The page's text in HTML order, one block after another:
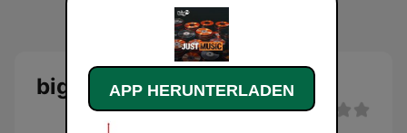
bigFM Just Music Live
APP HERUNTERLADEN